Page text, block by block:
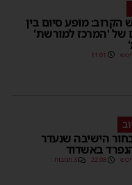
הקרוב: מופע סיום בין
של 'המרכז למורשת'
11:01
הישיבה שנעדר
באשדוד
22:08 3 תגובות